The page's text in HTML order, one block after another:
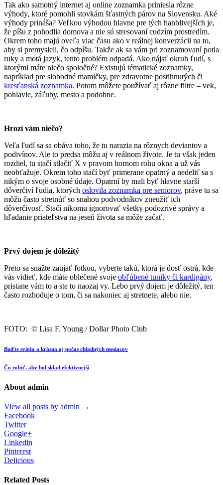
Tak ako samotný internet aj online zoznamka priniesla rôzne
výhody, ktoré pomohli stovkám šťastných párov na Slovensku. Aké
výhody prináša? Veľkou výhodou hlavne pre tých hanblivejších je,
že píšu z pohodlia domova a nie sú stresovaní cudzím prostredím.
Okrem toho majú oveľa viac času ako v reálnej konverzácii na to,
aby si premysleli, čo odpíšu. Takže ak sa vám pri zoznamovaní potia
ruky a motá jazyk, tento problém odpadá. Ako nájsť okruh ľudí, s
ktorými máte niečo spoločné? Existujú tématické zoznamky,
napríklad pre slobodné mamičky, pre zdravotne postihnutých či
kresťanská zoznamka. Potom môžete používať aj rôzne filtre – vek,
pohlavie, záľuby, mesto a podobne.
Hrozí vám niečo?
Veľa ľudí sa sa obáva toho, že tu narazia na rôznych deviantov a
podivínov. Ale to predsa môžu aj v reálnom živote. Je tu však jeden
rozdiel, tu stačí stlačiť X v pravom hornom rohu okna a už vás
neobťažuje. Okrem toho stačí byť primerane opatrný a nedeliť sa s
nikým o svoje osobné údaje. Opatrní by mali byť hlavne starší
dôverčiví ľudia, ktorých oslovila zoznamka pre seniorov, práve tu sa
môžu často stretnúť so snahou podvodníkov zneužiť ich
dôverčivosť. Stačí nikomu ignorovať všetky podozrivé správy a
hľadanie priateľstva na jeseň života sa môže začať.
Prvý dojem je dôležitý
Preto sa snažte zaujať fotkou, vyberte takú, ktorá je dosť ostrá, kde
vás vidieť, kde máte oblečené svoje obľúbené tuniky či kardigány,
pristane vám to a ste to naozaj vy. Lebo prvý dojem je dôležitý, ten
často rozhoduje o tom, či sa nakoniec aj stretnete, alebo nie.
FOTO: © Lisa F. Young / Dollar Photo Club
Buďte svieža a krásna aj počas chladných mesiacov
Čo robiť, aby bol sklad efektívnejší
About admin
View all posts by admin →
Facebook
Twitter
Google+
Linkedin
Pinterest
Delicious
Related Posts